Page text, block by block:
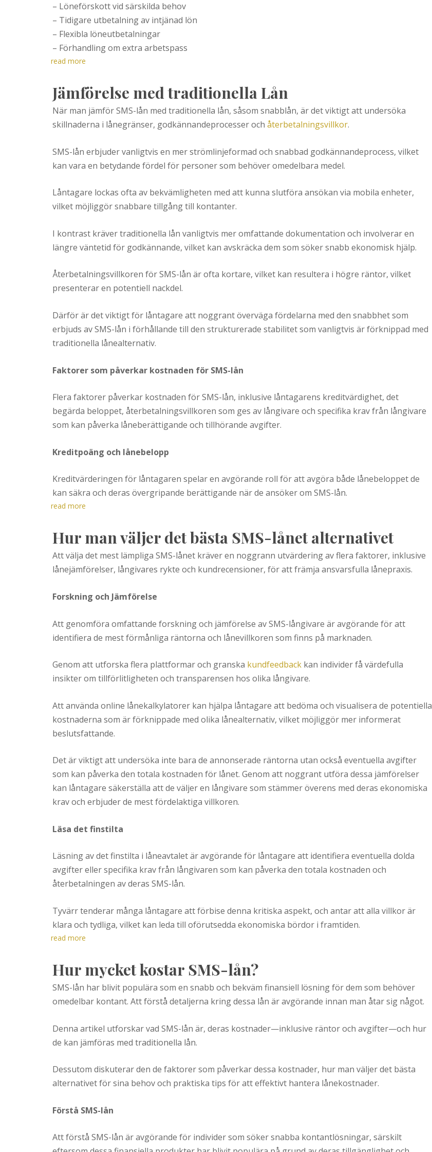
– Löneförskott vid särskilda behov
– Tidigare utbetalning av intjänad lön
– Flexibla löneutbetalningar
– Förhandling om extra arbetspass
read more
Jämförelse med traditionella Lån
När man jämför SMS-lån med traditionella lån, såsom snabblån, är det viktigt att undersöka
skillnaderna i lånegränser, godkännandeprocesser och återbetalningsvillkor.
SMS-lån erbjuder vanligtvis en mer strömlinjeformad och snabbad godkännandeprocess, vilket
kan vara en betydande fördel för personer som behöver omedelbara medel.
Låntagare lockas ofta av bekvämligheten med att kunna slutföra ansökan via mobila enheter,
vilket möjliggör snabbare tillgång till kontanter.
I kontrast kräver traditionella lån vanligtvis mer omfattande dokumentation och involverar en
längre väntetid för godkännande, vilket kan avskräcka dem som söker snabb ekonomisk hjälp.
Återbetalningsvillkoren för SMS-lån är ofta kortare, vilket kan resultera i högre räntor, vilket
presenterar en potentiell nackdel.
Därför är det viktigt för låntagare att noggrant överväga fördelarna med den snabbhet som
erbjuds av SMS-lån i förhållande till den strukturerade stabilitet som vanligtvis är förknippad med
traditionella lånealternativ.
Faktorer som påverkar kostnaden för SMS-lån
Flera faktorer påverkar kostnaden för SMS-lån, inklusive låntagarens kreditvärdighet, det
begärda beloppet, återbetalningsvillkoren som ges av långivare och specifika krav från långivare
som kan påverka låneberättigande och tillhörande avgifter.
Kreditpoäng och lånebelopp
Kreditvärderingen för låntagaren spelar en avgörande roll för att avgöra både lånebeloppet de
kan säkra och deras övergripande berättigande när de ansöker om SMS-lån.
read more
Hur man väljer det bästa SMS-lånet alternativet
Att välja det mest lämpliga SMS-lånet kräver en noggrann utvärdering av flera faktorer, inklusive
lånejämförelser, långivares rykte och kundrecensioner, för att främja ansvarsfulla lånepraxis.
Forskning och Jämförelse
Att genomföra omfattande forskning och jämförelse av SMS-långivare är avgörande för att
identifiera de mest förmånliga räntorna och lånevillkoren som finns på marknaden.
Genom att utforska flera plattformar och granska kundfeedback kan individer få värdefulla
insikter om tillförlitligheten och transparensen hos olika långivare.
Att använda online lånekalkylatorer kan hjälpa låntagare att bedöma och visualisera de potentiella
kostnaderna som är förknippade med olika lånealternativ, vilket möjliggör mer informerat
beslutsfattande.
Det är viktigt att undersöka inte bara de annonserade räntorna utan också eventuella avgifter
som kan påverka den totala kostnaden för lånet. Genom att noggrant utföra dessa jämförelser
kan låntagare säkerställa att de väljer en långivare som stämmer överens med deras ekonomiska
krav och erbjuder de mest fördelaktiga villkoren.
Läsa det finstilta
Läsning av det finstilta i låneavtalet är avgörande för låntagare att identifiera eventuella dolda
avgifter eller specifika krav från långivaren som kan påverka den totala kostnaden och
återbetalningen av deras SMS-lån.
Tyvärr tenderar många låntagare att förbise denna kritiska aspekt, och antar att alla villkor är
klara och tydliga, vilket kan leda till oförutsedda ekonomiska bördor i framtiden.
read more
Hur mycket kostar SMS-lån?
SMS-lån har blivit populära som en snabb och bekväm finansiell lösning för dem som behöver
omedelbar kontant. Att förstå detaljerna kring dessa lån är avgörande innan man åtar sig något.
Denna artikel utforskar vad SMS-lån är, deras kostnader—inklusive räntor och avgifter—och hur
de kan jämföras med traditionella lån.
Dessutom diskuterar den de faktorer som påverkar dessa kostnader, hur man väljer det bästa
alternativet för sina behov och praktiska tips för att effektivt hantera lånekostnader.
Förstå SMS-lån
Att förstå SMS-lån är avgörande för individer som söker snabba kontantlösningar, särskilt